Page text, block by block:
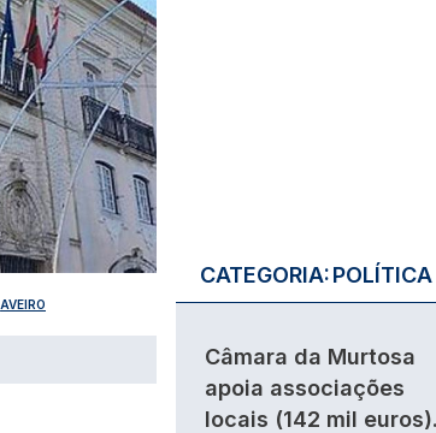
AVEIRO
CATEGORIA:POLÍTICA
Câmara da Murtosa
apoia associações
locais (142 mil euros).